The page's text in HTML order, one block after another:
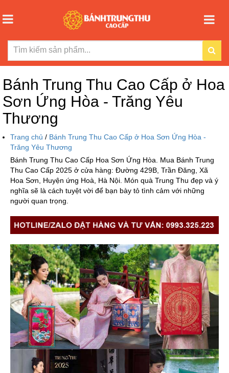
Bánh Trung Thu Cao Cấp ở Hoa
Sơn Ứng Hòa - Trăng Yêu
Thương
Trang chủ / Bánh Trung Thu Cao Cấp ở Hoa Sơn Ứng Hòa -
Trăng Yêu Thương
Bánh Trung Thu Cao Cấp Hoa Sơn Ứng Hòa. Mua Bánh Trung
Thu Cao Cấp 2025 ở cửa hàng: Đường 429B, Trần Đăng, Xã
Hoa Sơn, Huyện ứng Hoà, Hà Nội. Món quà Trung Thu đẹp và ý
nghĩa sẽ là cách tuyệt vời để bạn bày tỏ tình cảm với những
người quan trọng.